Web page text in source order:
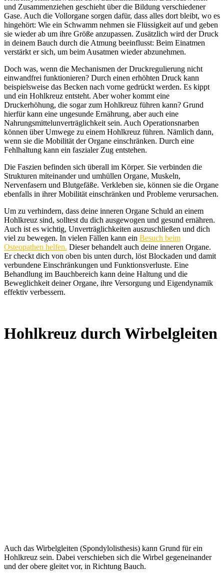
und Zusammenziehen geschieht über die Bildung verschiedener
Gase. Auch die Vollorgane sorgen dafür, dass alles dort bleibt, wo es
hingehört: Wie ein Schwamm nehmen sie Flüssigkeit auf und geben
sie wieder ab um ihre Größe anzupassen. Zusätzlich wird der Druck
in deinem Bauch durch die Atmung beeinflusst: Beim Einatmen
verstärkt er sich, um beim Ausatmen wieder abzunehmen.
Doch was, wenn die Mechanismen der Druckregulierung nicht
einwandfrei funktionieren? Durch einen erhöhten Druck kann
beispielsweise das Becken nach vorne gedrückt werden. Es kippt
und ein Hohlkreuz entsteht. Aber woher kommt eine
Druckerhöhung, die sogar zum Hohlkreuz führen kann? Grund
hierfür kann eine ungesunde Ernährung, aber auch eine
Nahrungsmittelunverträglichkeit sein. Auch Operationsnarben
können über Umwege zu einem Hohlkreuz führen. Nämlich dann,
wenn sie die Mobilität der Organe einschränken. Durch eine
Fehlhaltung kann ein faszialer Zug entstehen.
Die Faszien befinden sich überall im Körper. Sie verbinden die
Strukturen miteinander und umhüllen Organe, Muskeln,
Nervenfasern und Blutgefäße. Verkleben sie, können sie die Organe
ebenfalls in ihrer Mobilität einschränken und Probleme verursachen.
Um zu verhindern, dass deine inneren Organe Schuld an einem
Hohlkreuz sind, solltest du dich ausgewogen und gesund ernähren.
Auch ist es wichtig, Unverträglichkeiten auszuschließen und dich
viel zu bewegen. In vielen Fällen kann ein Besuch beim
Osteopathen helfen. Dieser behandelt auch deine inneren Organe.
Er checkt dich von oben bis unten durch, löst Blockaden und damit
verbundene Einschränkungen und Funktionsverluste. Eine
Behandlung im Bauchbereich kann deine Haltung und die
Beweglichkeit deiner Organe, ihre Versorgung und Eigendynamik
effektiv verbessern.
Hohlkreuz durch Wirbelgleiten
Auch das Wirbelgleiten (Spondylolisthesis) kann Grund für ein
Hohlkreuz sein. Dabei verschieben sich die Wirbel gegeneinander
und der obere gleitet vor, in Richtung Bauch.